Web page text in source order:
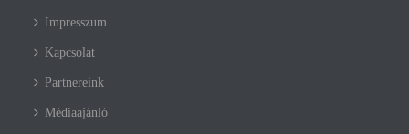
Impresszum
Kapcsolat
Partnereink
Médiaajánló